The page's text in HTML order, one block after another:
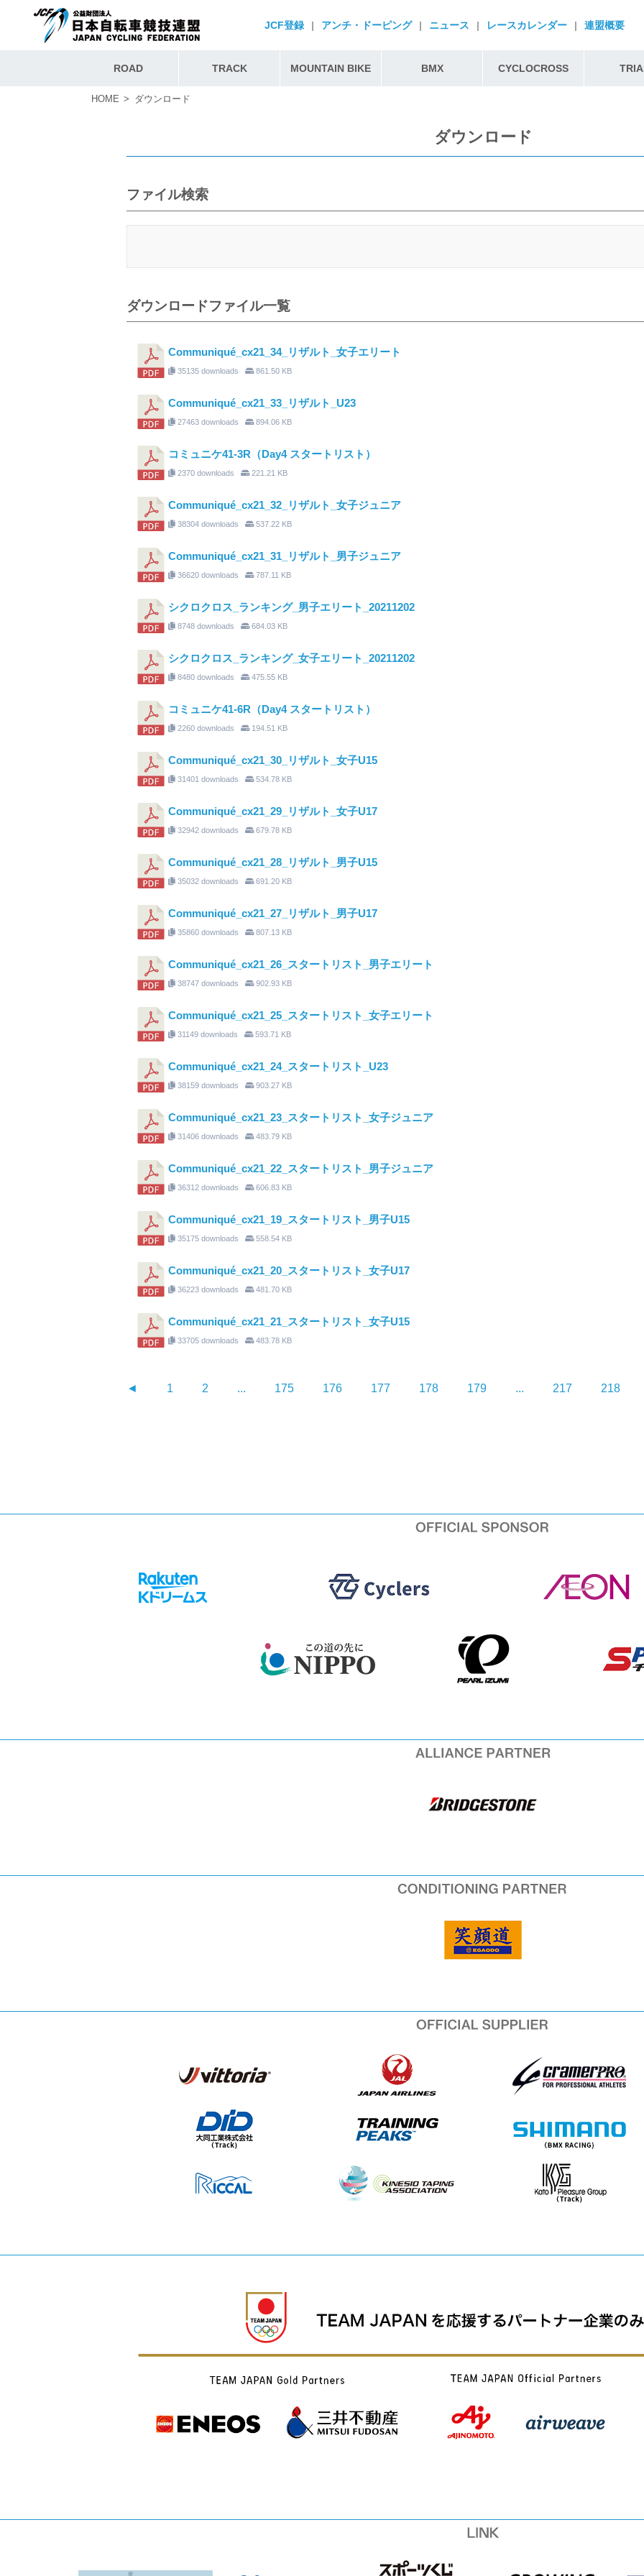
JCF登録 | アンチ・ドーピング | ニュース | レースカレンダー | 連盟概要
ROAD TRACK MOUNTAIN BIKE BMX CYCLOCROSS
HOME ダウンロード
ダウンロード
ファイル検索
ダウンロードファイル一覧
Communiqué_cx21_34_リザルト_女子エリート
35135 downloads 861.50 KB
Communiqué_cx21_33_リザルト_U23
27463 downloads 894.06 KB
コミュニケ41-3R（Day4 スタートリスト）
2370 downloads 221.21 KB
Communiqué_cx21_32_リザルト_女子ジュニア
38304 downloads 537.22 KB
Communiqué_cx21_31_リザルト_男子ジュニア
36620 downloads 787.11 KB
シクロクロス_ランキング_男子エリート_20211202
8748 downloads 684.03 KB
シクロクロス_ランキング_女子エリート_20211202
8480 downloads 475.55 KB
コミュニケ41-6R（Day4 スタートリスト）
2260 downloads 194.51 KB
Communiqué_cx21_30_リザルト_女子U15
31401 downloads 534.78 KB
Communiqué_cx21_29_リザルト_女子U17
32942 downloads 679.78 KB
Communiqué_cx21_28_リザルト_男子U15
35032 downloads 691.20 KB
Communiqué_cx21_27_リザルト_男子U17
35860 downloads 807.13 KB
Communiqué_cx21_26_スタートリスト_男子エリート
38747 downloads 902.93 KB
Communiqué_cx21_25_スタートリスト_女子エリート
31149 downloads 593.71 KB
Communiqué_cx21_24_スタートリスト_U23
38159 downloads 903.27 KB
Communiqué_cx21_23_スタートリスト_女子ジュニア
31406 downloads 483.79 KB
Communiqué_cx21_22_スタートリスト_男子ジュニア
36312 downloads 606.83 KB
Communiqué_cx21_19_スタートリスト_男子U15
35175 downloads 558.54 KB
Communiqué_cx21_20_スタートリスト_女子U17
36223 downloads 481.70 KB
Communiqué_cx21_21_スタートリスト_女子U15
33705 downloads 483.78 KB
◄ 1 2 ... 175 176 177 178 179 ... 217 218